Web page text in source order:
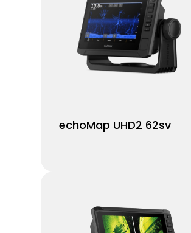
echoMap UHD2 62sv